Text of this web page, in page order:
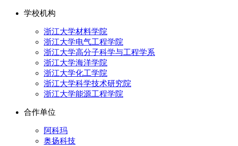
学校机构
浙江大学材料学院
浙江大学电气工程学院
浙江大学高分子科学与工程学系
浙江大学海洋学院
浙江大学化工学院
浙江大学科学技术研究院
浙江大学能源工程学院
合作单位
阿科玛
奥扬科技